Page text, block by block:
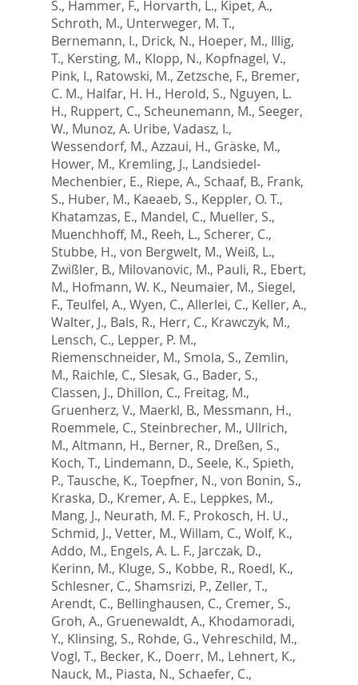
S., Hammer, F., Horvarth, L., Kipet, A.,
Schroth, M., Unterweger, M. T.,
Bernemann, I., Drick, N., Hoeper, M., Illig,
T., Kersting, M., Klopp, N., Kopfnagel, V.,
Pink, I., Ratowski, M., Zetzsche, F., Bremer,
C. M., Halfar, H. H., Herold, S., Nguyen, L.
H., Ruppert, C., Scheunemann, M., Seeger,
W., Munoz, A. Uribe, Vadasz, I.,
Wessendorf, M., Azzaui, H., Gräske, M.,
Hower, M., Kremling, J., Landsiedel-
Mechenbier, E., Riepe, A., Schaaf, B., Frank,
S., Huber, M., Kaeaeb, S., Keppler, O. T.,
Khatamzas, E., Mandel, C., Mueller, S.,
Muenchhoff, M., Reeh, L., Scherer, C.,
Stubbe, H., von Bergwelt, M., Weiß, L.,
Zwißler, B., Milovanovic, M., Pauli, R., Ebert,
M., Hofmann, W. K., Neumaier, M., Siegel,
F., Teulfel, A., Wyen, C., Allerlei, C., Keller, A.,
Walter, J., Bals, R., Herr, C., Krawczyk, M.,
Lensch, C., Lepper, P. M.,
Riemenschneider, M., Smola, S., Zemlin,
M., Raichle, C., Slesak, G., Bader, S.,
Classen, J., Dhillon, C., Freitag, M.,
Gruenherz, V., Maerkl, B., Messmann, H.,
Roemmele, C., Steinbrecher, M., Ullrich,
M., Altmann, H., Berner, R., Dreßen, S.,
Koch, T., Lindemann, D., Seele, K., Spieth,
P., Tausche, K., Toepfner, N., von Bonin, S.,
Kraska, D., Kremer, A. E., Leppkes, M.,
Mang, J., Neurath, M. F., Prokosch, H. U.,
Schmid, J., Vetter, M., Willam, C., Wolf, K.,
Addo, M., Engels, A. L. F., Jarczak, D.,
Kerinn, M., Kluge, S., Kobbe, R., Roedl, K.,
Schlesner, C., Shamsrizi, P., Zeller, T.,
Arendt, C., Bellinghausen, C., Cremer, S.,
Groh, A., Gruenewaldt, A., Khodamoradi,
Y., Klinsing, S., Rohde, G., Vehreschild, M.,
Vogl, T., Becker, K., Doerr, M., Lehnert, K.,
Nauck, M., Piasta, N., Schaefer, C.,